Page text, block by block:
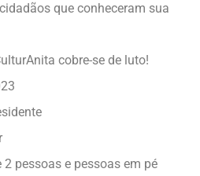
que conheceram sua
cobre-se de luto!